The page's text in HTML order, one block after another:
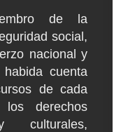
de la
social,
nacional y
cuenta
de cada
derechos
culturales,